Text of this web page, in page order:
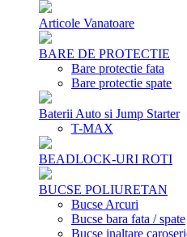
Articole Vanatoare
BARE DE PROTECTIE
Bare protectie fata
Bare protectie spate
Baterii Auto si Jump Starter
T-MAX
BEADLOCK-URI ROTI
BUCSE POLIURETAN
Bucse Arcuri
Bucse bara fata / spate
Bucse inaltare